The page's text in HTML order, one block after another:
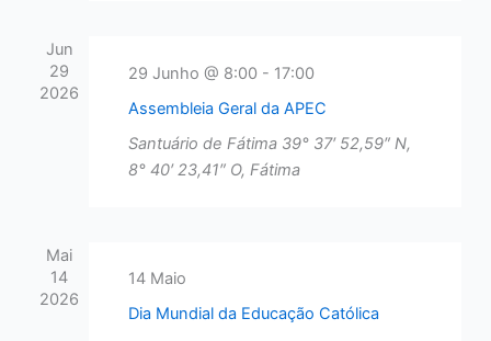
Jun
29
2026
29 Junho @ 8:00- 17:00
Assembleia Geral da APEC
Santuário de Fátima 39° 37′ 52,59″ N,
8° 40′ 23,41″ O, Fátima
Mai
14
2026
14 Maio
Dia Mundial da Educação Católica